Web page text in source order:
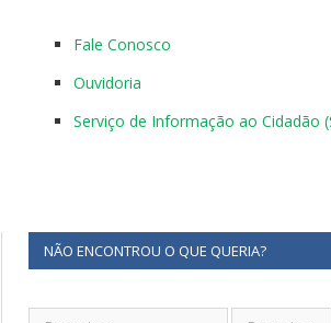
Fale Conosco
Ouvidoria
Serviço de Informação ao Cidadão
NÃO ENCONTROU O QUE QUERIA?